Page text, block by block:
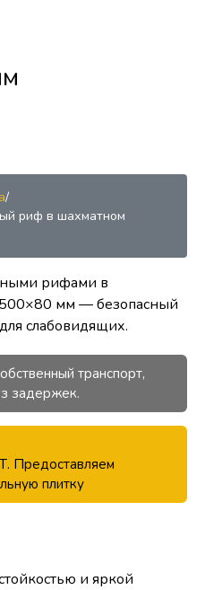
/
риф в шахматном
рифами в
мм — безопасный
слабовидящих.
транспорт,
задержек.
Предоставляем
плитку
и яркой